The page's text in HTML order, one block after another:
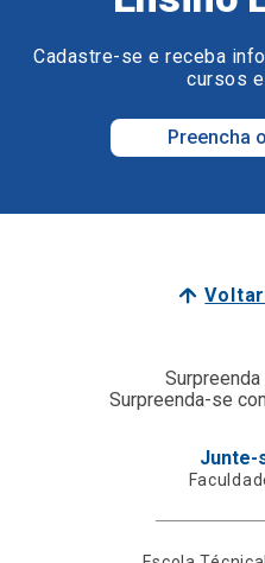
Cadastre-se e receba
cursos
Preencha
Surpreenda-se
Junte-